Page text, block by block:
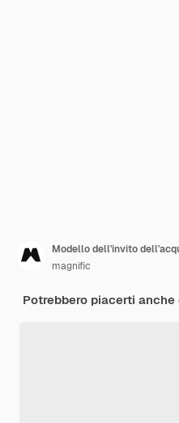
magnific
Potrebbero piacerti